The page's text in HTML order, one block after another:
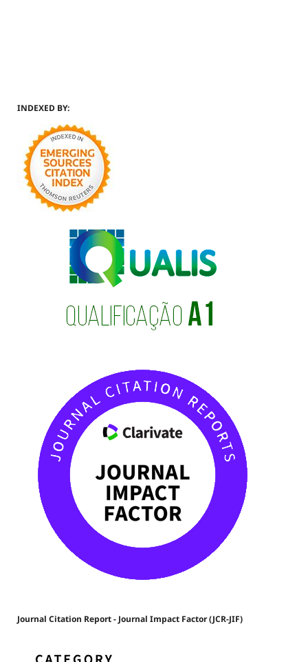
INDEXED BY:
Journal Citation Report - Journal Impact Factor (JCR-JIF)